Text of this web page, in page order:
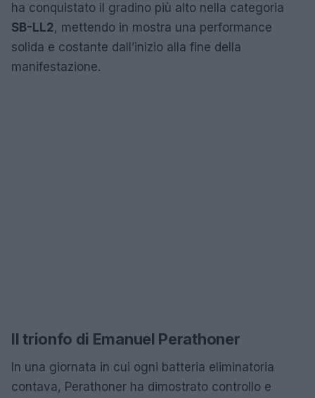
ha conquistato il gradino più alto nella categoria
SB-LL2, mettendo in mostra una performance
solida e costante dall’inizio alla fine della
manifestazione.
Il trionfo di Emanuel Perathoner
In una giornata in cui ogni batteria eliminatoria
contava, Perathoner ha dimostrato controllo e